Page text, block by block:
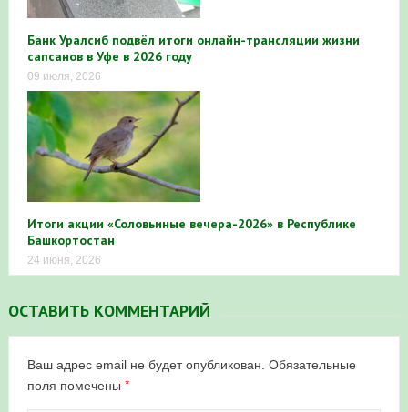
Банк Уралсиб подвёл итоги онлайн-трансляции жизни
сапсанов в Уфе в 2026 году
09 июля, 2026
Итоги акции «Соловьиные вечера-2026» в Республике
Башкортостан
24 июня, 2026
ОСТАВИТЬ КОММЕНТАРИЙ
Ваш адрес email не будет опубликован. Обязательные
поля помечены *